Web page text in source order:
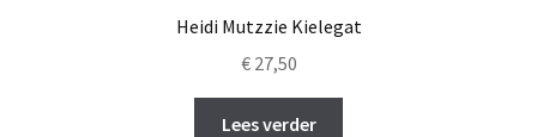
Heidi Mutzzie Kielegat
€27,50
Lees verder